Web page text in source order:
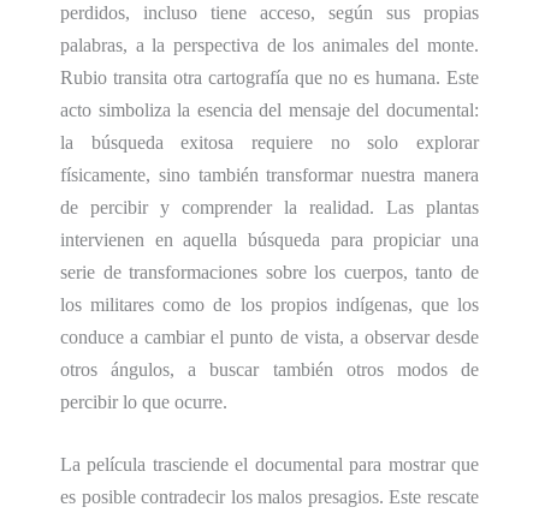
perdidos, incluso tiene acceso, según sus propias
palabras, a la perspectiva de los animales del monte.
Rubio transita otra cartografía que no es humana. Este
acto simboliza la esencia del mensaje del documental:
la búsqueda exitosa requiere no solo explorar
físicamente, sino también transformar nuestra manera
de percibir y comprender la realidad. Las plantas
intervienen en aquella búsqueda para propiciar una
serie de transformaciones sobre los cuerpos, tanto de
los militares como de los propios indígenas, que los
conducea cambiar el punto de vista, a observar desde
otros ángulos, a buscar también otros modos de
percibir lo que ocurre.
La película trasciende el documental para mostrar que
es posible contradecir los malos presagios. Este rescate